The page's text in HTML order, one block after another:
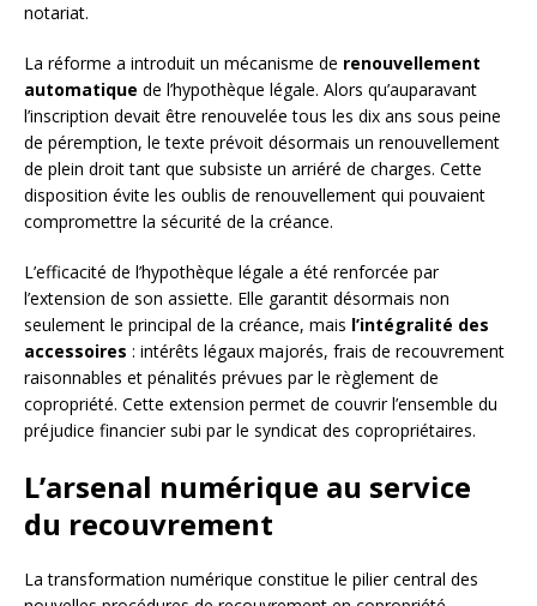
notariat.
La réforme a introduit un mécanisme de renouvellement
automatique de l’hypothèque légale. Alors qu’auparavant
l’inscription devait être renouvelée tous les dix ans sous peine
de péremption, le texte prévoit désormais un renouvellement
de plein droit tant que subsiste un arriéré de charges. Cette
disposition évite les oublis de renouvellement qui pouvaient
compromettre la sécurité de la créance.
L’efficacité de l’hypothèque légale a été renforcée par
l’extension de son assiette. Elle garantit désormais non
seulement le principal de la créance, mais l’intégralité des
accessoires : intérêts légaux majorés, frais de recouvrement
raisonnables et pénalités prévues par le règlement de
copropriété. Cette extension permet de couvrir l’ensemble du
préjudice financier subi par le syndicat des copropriétaires.
L’arsenal numérique au service
du recouvrement
La transformation numérique constitue le pilier central des